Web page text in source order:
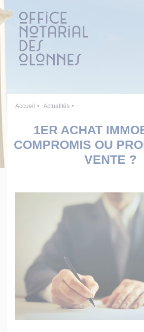
Accueil Actualités
1ER ACHAT
COMPROMIS OU
VENTE ?